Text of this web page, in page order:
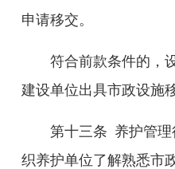
申请移交。
符合前款条件的，
建设单位出具市政设施
第十三条 养护管
织养护单位了解熟悉市